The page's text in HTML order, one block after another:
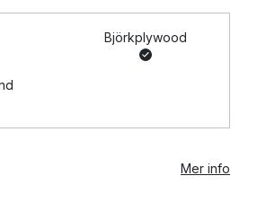
Björkplywood
Mer info